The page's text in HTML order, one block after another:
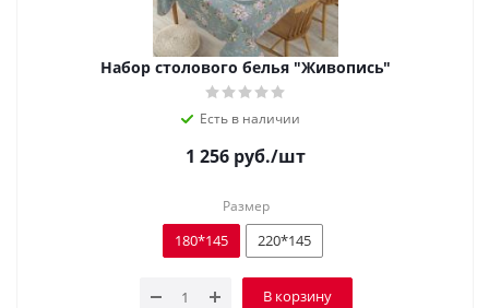
Набор столового белья "Живопись"
Есть в наличии
1 256 руб./шт
Размер
180*145 220*145
В корзину